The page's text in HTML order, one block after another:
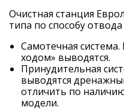
Очистная станция
типа по способу
Самотечная
ходом» выводятся.
Принудительная
выводятся
отличить по
модели.